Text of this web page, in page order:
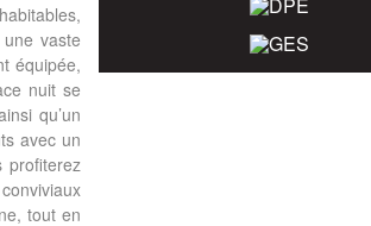
vaste
équipée,
nuit se
qu’un
avec un
profiterez
tout en